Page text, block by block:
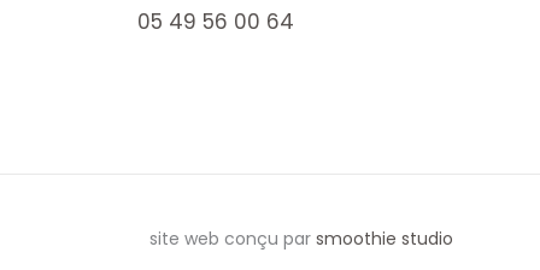
05 49 56 00 64
site web conçu par smoothie studio